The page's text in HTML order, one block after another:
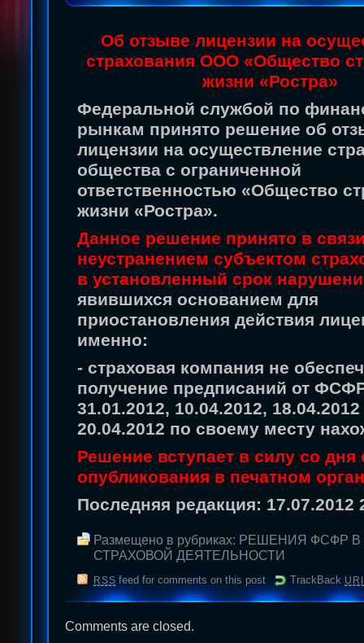
Об отзыве лицензии на
страхования ООО «Общество
жизни «Ростра»
Федеральной службой по
рынкам принято решение об
лицензии на осуществление
общества с ограниченной
ответственностью «Общество
жизни «Ростра».
Данное решение принято в
неустранением субъектом
в установленный срок
явившихся основанием для
приостановления действия
именно:
- страховая компания не
получение предписаний от
31.01.2012, 10.04.2012,
20.04.2012 по своему месту
Решение вступает в силу со дня
опубликования в печатном
Последняя редакция: 17.07.2012
Размещено в рубриках: РЕШЕНИЯ ФСФР В
СТРАХОВОЙ ДЕЯТЕЛЬНОСТИ
RSS feed for comments on this post TrackBack URI
Comments are closed.